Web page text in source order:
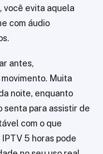
você evita aquela
com áudio
antes,
Muita
noite, enquanto
senta para assistir de
com o que
5 horas pode